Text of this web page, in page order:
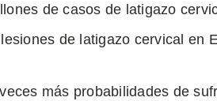
de casos de latigazo
de latigazo cervical en
más probabilidades de